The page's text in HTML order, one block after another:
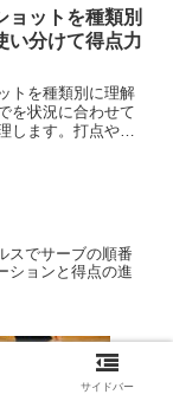
ョットを種類別
い分けて得点力
トを種類別に理解
を状況に合わせて
します。打点や面
スでサーブの順番
ションと得点の進
サイドバー